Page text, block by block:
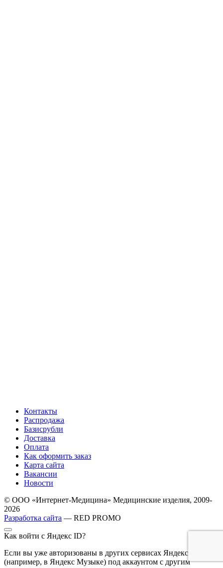
Контакты
Распродажа
Базисрубли
Доставка
Оплата
Как оформить заказ
Карта сайта
Вакансии
Новости
© ООО «Интернет-Медицина» Медицинские изделия, 2009-
2026
Разработка сайта — RED PROMO
Как войти с Яндекс ID?
Если вы уже авторизованы в других сервисах Яндекса
(например, в Яндекс Музыке) под аккаунтом с другим